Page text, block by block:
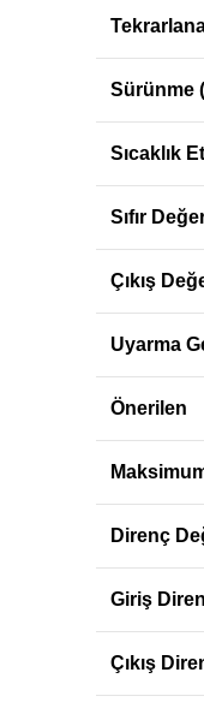
Sürünme
Sıcaklık
Sıfır
Çıkış
Uyarma
Önerilen
Direnç
Giriş
Çıkış